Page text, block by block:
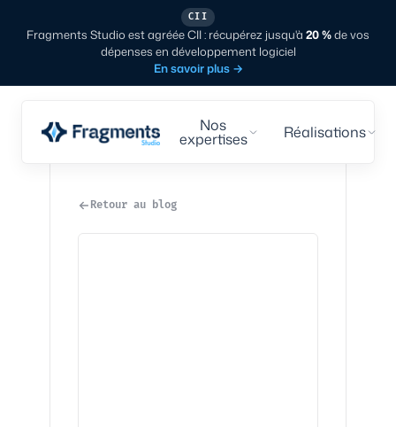
CII
Fragments Studio est agréée CII : récupérez jusqu'à 20 %de vos
dépenses en développement logiciel
En savoir plus →
Nos
expertises Réalisations
Retour au blog